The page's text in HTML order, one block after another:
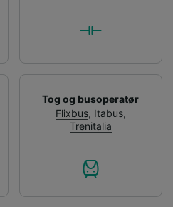
Tog og busoperatør
Flixbus, Itabus,
Trenitalia